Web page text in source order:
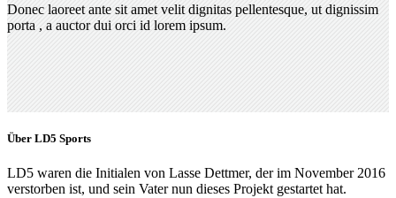
Donec laoreet ante sit amet velit dignitas pellentesque, ut dignissim
porta , a auctor dui orci id lorem ipsum.
Über LD5 Sports
LD5 waren die Initialen von Lasse Dettmer, der im November 2016
verstorben ist, und sein Vater nun dieses Projekt gestartet hat.